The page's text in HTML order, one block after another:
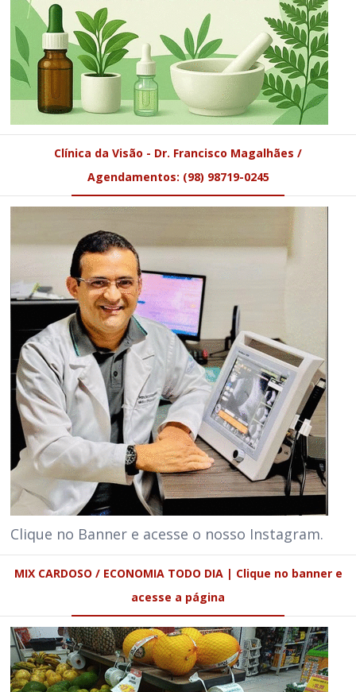
Clínica da Visão - Dr. Francisco Magalhães /
Agendamentos: (98) 98719-0245
Clique no Banner e acesse o nosso Instagram.
MIX CARDOSO / ECONOMIA TODO DIA | Clique no banner e
acesse a página